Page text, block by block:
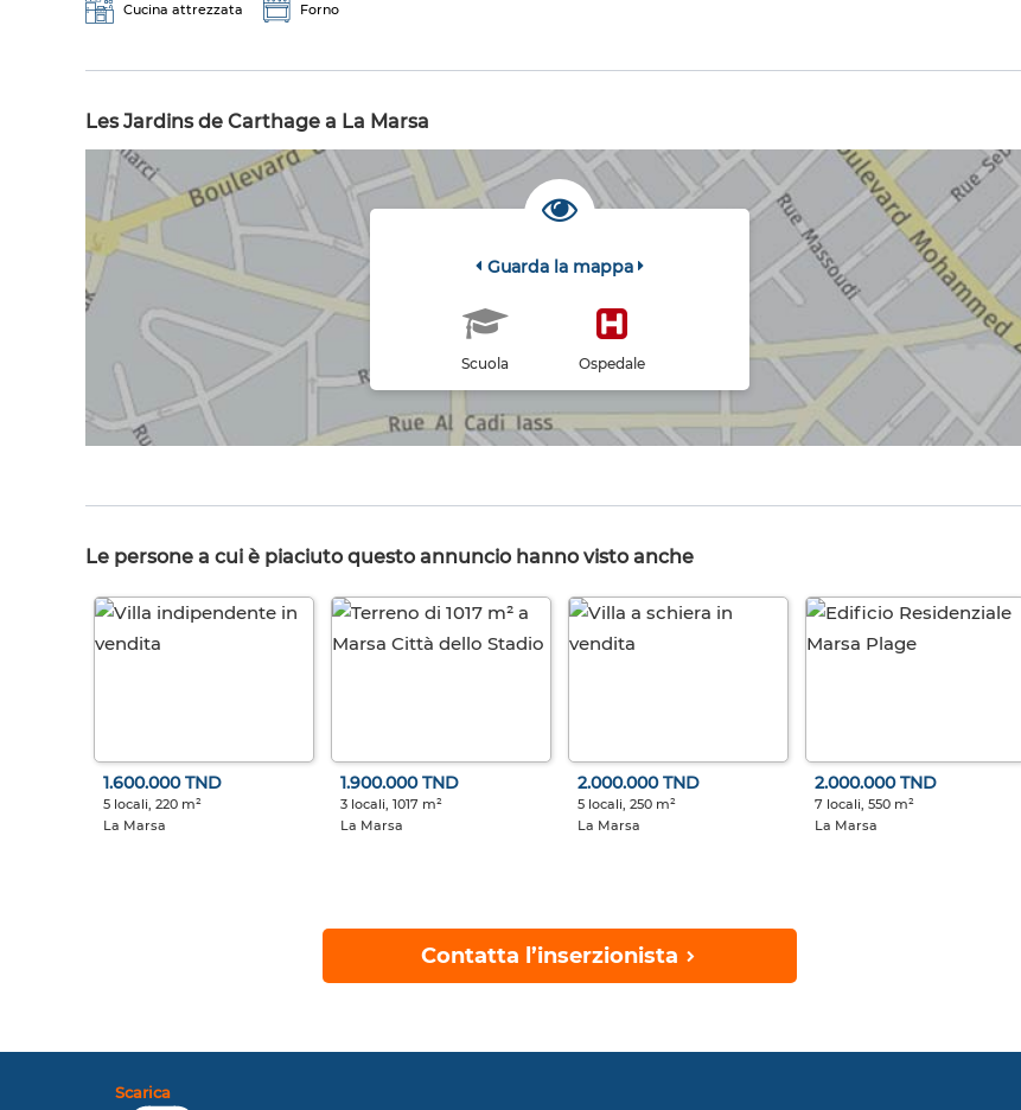
Cucina attrezzata Forno
Les Jardins de Carthage a La Marsa
Guarda la mappa
Scuola Ospedale
Le persone a cui è piaciuto questo annuncio hanno visto anche
1.600.000 TND
5 locali, 220 m²
La Marsa
1.900.000 TND
3 locali, 1017 m²
La Marsa
2.000.000 TND
5 locali, 250 m²
La Marsa
2.000.000 TND
7 locali, 550 m²
La Marsa
Contatta l’inserzionista
Scarica